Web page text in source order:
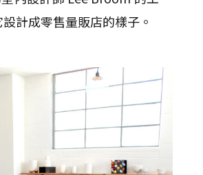
計成零售量販店的樣子。